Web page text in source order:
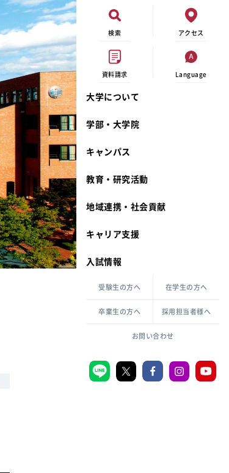
検索 アクセス
資料請求 Language
大学について
宮城学院 校歌
礼拝堂
カリキュラム・ポリシー
倫理憲章
ハラスメントの防止
共生のための多様性宣言
学部・大学院
生活文化デザイン学科
一般教育課程
キャンパス
奨学金
大学祭
キャンパスメンバーズ
教職センター
学芸員課程
図書館司書課程
教育・研究活動動物実験に関する情報公開
キリスト教文化研究所
生活環境科学研究所
地域連携・社会貢献
カリキュラム・入室方法
キャリア支援
入試情報
受験生の方へ 在学生の方へ
卒業生の方へ 採用担当者様へ
お問い合わせ